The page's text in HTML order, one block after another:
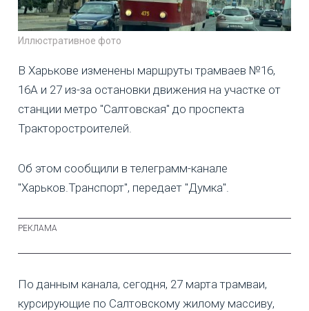
Иллюстративное фото
В Харькове изменены маршруты трамваев №16,
16А и 27 из-за остановки движения на участке от
станции метро "Салтовская" до проспекта
Тракторостроителей.
Об этом сообщили в телеграмм-канале
"Харьков.Транспорт", передает "Думка".
По данным канала, сегодня, 27 марта трамваи,
курсирующие по Салтовскому жилому массиву,